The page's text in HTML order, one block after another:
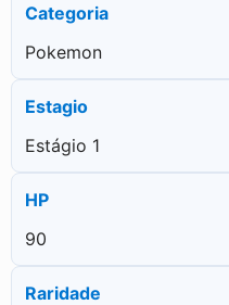
Categoria
Pokemon
Estagio
Estágio 1
HP
90
Raridade